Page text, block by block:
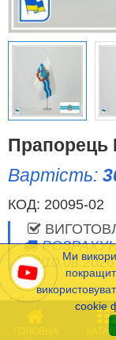
Історичні
Спортивні
Етнічні
Інші
Порівняти
Часті
Оплата та
ГОЛОВНА
Прапорець
Вартість:
КОД: 20095-02
07/10.08.2026
Мінімальна
* Вартість
Ми
cookie